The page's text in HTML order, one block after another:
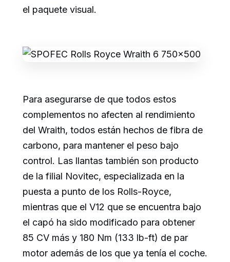
el paquete visual.
Para asegurarse de que todos estos
complementos no afecten al rendimiento
del Wraith, todos están hechos de fibra de
carbono, para mantener el peso bajo
control. Las llantas también son producto
de la filial Novitec, especializada en la
puesta a punto de los Rolls-Royce,
mientras que el V12 que se encuentra bajo
el capó ha sido modificado para obtener
85 CV más y 180 Nm (133 lb-ft) de par
motor además de los que ya tenía el coche.